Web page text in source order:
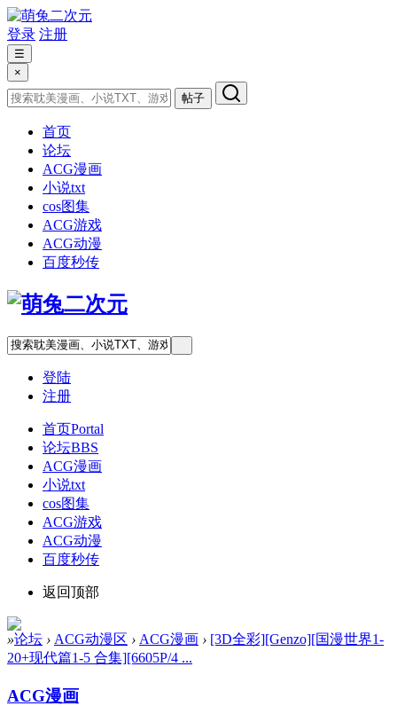
登录 注册
☰
×
帖子
首页
论坛
ACG漫画
小说txt
cos图集
ACG游戏
ACG动漫
百度秒传
登陆
注册
首页Portal
论坛BBS
ACG漫画
小说txt
cos图集
ACG游戏
ACG动漫
百度秒传
返回顶部
»论坛 › ACG动漫区 › ACG漫画 › [3D全彩][Genzo][国漫世界1-
20+现代篇1-5 合集][6605P/4 ...
ACG漫画